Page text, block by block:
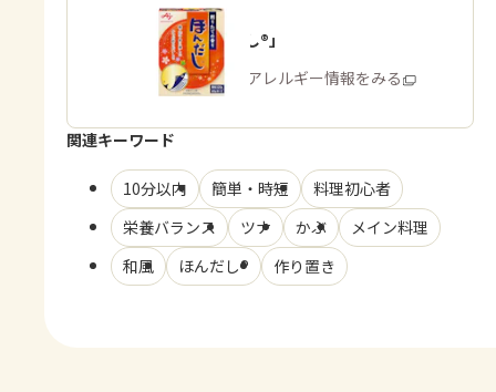
「ほんだし®」
商品・アレルギー情報をみる
関連キーワード
10分以内 簡単・時短
料理初心者
栄養バランス
ツナ かぶ
メイン料理
和風
ほんだし® 作り置き